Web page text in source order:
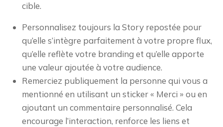
cible.
Personnalisez toujours la Story repostée pour
qu’elle s’intègre parfaitement à votre propre flux,
qu’elle reflète votre branding et qu’elle apporte
une valeur ajoutée à votre audience.
Remerciez publiquement la personne qui vous a
mentionné en utilisant un sticker « Merci » ou en
ajoutant un commentaire personnalisé. Cela
encourage l’interaction, renforce les liens et